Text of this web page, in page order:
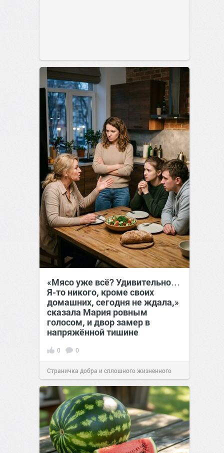
«Мясо уже всё? Удивительно…
Я-то никого, кроме своих
домашних, сегодня не ждала,»
сказала Мария ровным
голосом, и двор замер в
напряжённой тишине
0 0
Страничка добра и сплошного жизненного
позитива!15:3807 авг 2026